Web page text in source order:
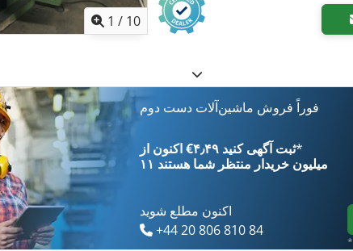
1 / 10
فوراً فروش ماشین‌آلات دست دوم
اکنون از ‎€۴٫۴۹ ثبت آگهی کنید*
۱۱ میلیون خریدار منتظر شما هستند
اکنون مطلع شوید
+44 20 806 810 84